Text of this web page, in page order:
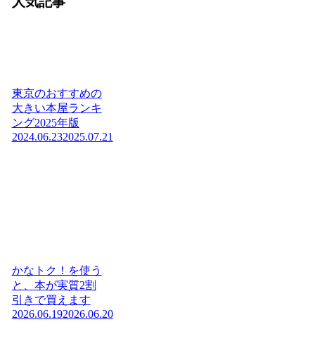
東京のおすすめの
大きい本屋ランキ
ング2025年版
2024.06.232025.07.21
かなトク！を使う
と、本が実質2割
引きで買えます
2026.06.192026.06.20